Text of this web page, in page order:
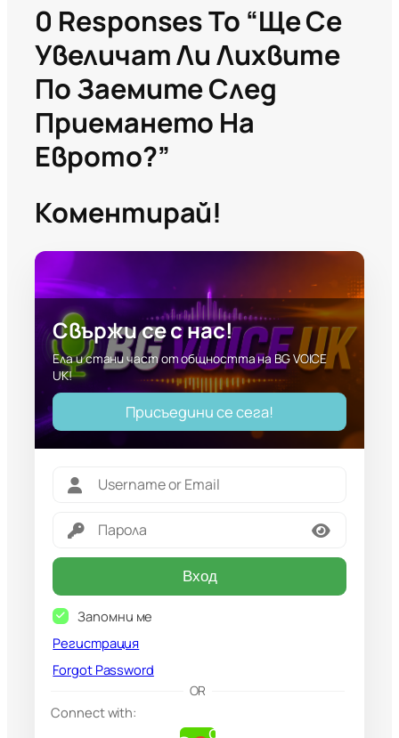
0 Responses To “Ще Се
Увеличат Ли Лихвите
По Заемите След
Приемането На
Еврото?”
Коментирай!
Свържи се с нас!
Ела и стани част от общността на BG VOICE
UK!
Присъедини се сега!
Вход
Запомни ме
Регистрация
Forgot Password
OR
Connect with:
o